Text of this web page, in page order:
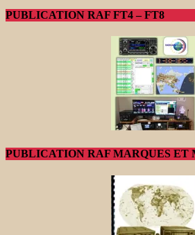
PUBLICATION RAF FT4 – FT8
PUBLICATION RAF MARQUES ET